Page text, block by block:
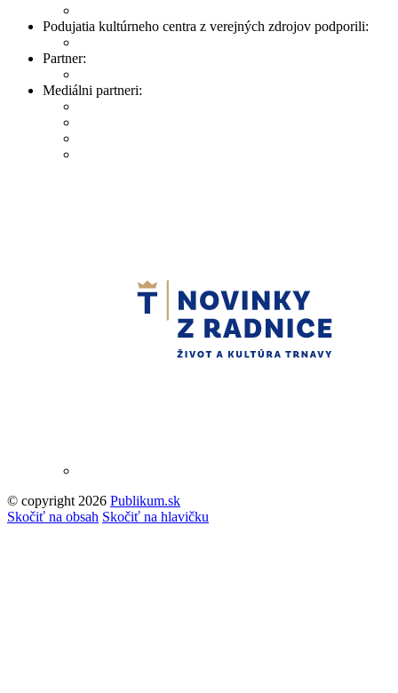
Podujatia kultúrneho centra z verejných zdrojov podporili:
Partner:
Mediálni partneri:
© copyright 2026 Publikum.sk
Tvorba stránok: Enjoy
Skočiť na obsah Skočiť na hlavičku